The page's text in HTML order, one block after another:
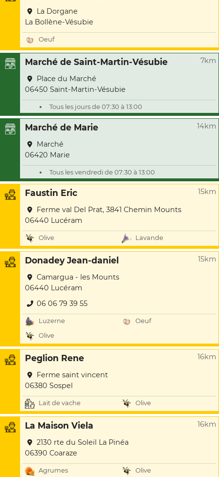
La Dorgane
La Bollène-Vésubie
Oeuf
Marché de Saint-Martin-Vésubie 7km
Place du Marché
06450 Saint-Martin-Vésubie
Tous les jours de 07:30 à 13:00
Marché de Marie 14km
Marché
06420 Marie
Tous les vendredi de 07:30 à 13:00
Faustin Eric 15km
Ferme val Del Prat, 3841 Chemin Mounts
06440 Lucéram
Olive Lavande
Donadey Jean-daniel 15km
Camargua - les Mounts
06440 Lucéram
06 06 79 39 55
Luzerne
Oeuf
Olive
Peglion Rene 16km
Ferme saint vincent
06380 Sospel
Lait de vache Olive
La Maison Viela 16km
2130 rte du Soleil La Pinéa
06390 Coaraze
Agrumes
Olive